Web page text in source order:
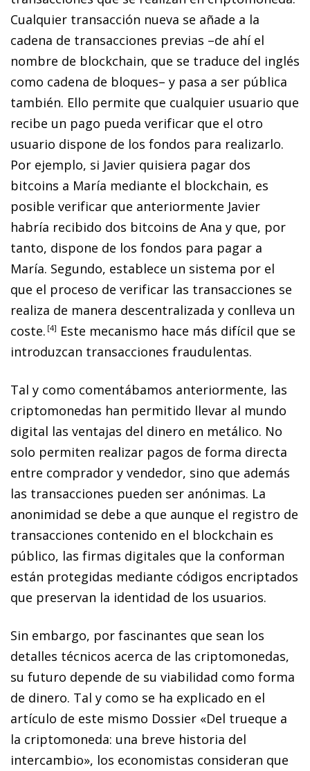
Cualquier transacción nueva se añade a la
cadena de transacciones previas –de ahí el
nombre de blockchain, que se traduce del inglés
como cadena de bloques– y pasa a ser pública
también. Ello permite que cualquier usuario que
recibe un pago pueda verificar que el otro
usuario dispone de los fondos para realizarlo.
Por ejemplo, si Javier quisiera pagar dos
bitcoins a María mediante el blockchain, es
posible verificar que anteriormente Javier
habría recibido dos bitcoins de Ana y que, por
tanto, dispone de los fondos para pagar a
María. Segundo, establece un sistema por el
que el proceso de verificar las transacciones se
realiza de manera descentralizada y conlleva un
coste. 4
Este mecanismo hace más difícil que se
introduzcan transacciones fraudulentas.
Tal y como comentábamos anteriormente, las
criptomonedas han permitido llevar al mundo
digital las ventajas del dinero en metálico. No
solo permiten realizar pagos de forma directa
entre comprador y vendedor, sino que además
las transacciones pueden ser anónimas. La
anonimidad se debe a que aunque el registro de
transacciones contenido en el blockchain es
público, las firmas digitales que la conforman
están protegidas mediante códigos encriptados
que preservan la identidad de los usuarios.
Sin embargo, por fascinantes que sean los
detalles técnicos acerca de las criptomonedas,
su futuro depende de su viabilidad como forma
de dinero. Tal y como se ha explicado en el
artículo de este mismo Dossier «Del trueque a
la criptomoneda: una breve historia del
intercambio», los economistas consideran que